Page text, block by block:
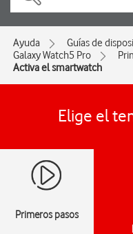
Ayuda Guías de
Galaxy Watch5 Pro
Activa el smartwatch
Elige el
Primeros pasos